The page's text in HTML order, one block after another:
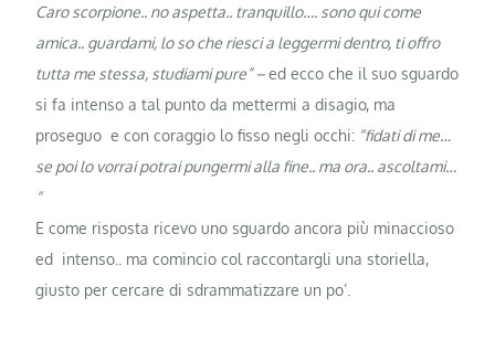
Caro scorpione.. no aspetta.. tranquillo…. sono qui come
amica.. guardami, lo so che riesci a leggermi dentro, ti offro
tutta me stessa, studiami pure” –ed ecco che il suo sguardo
si fa intenso a tal punto da mettermi a disagio, ma
proseguo e con coraggio lo fisso negli occhi: “fidati di me…
se poi lo vorrai potrai pungermi alla fine.. ma ora.. ascoltami…
“
E come risposta ricevo uno sguardo ancora più minaccioso
ed intenso.. ma comincio col raccontargli una storiella,
giusto per cercare di sdrammatizzare un po’.